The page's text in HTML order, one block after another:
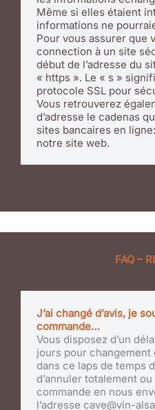
Même si elles étaient
informations ne
Pour vous assurer que
connection à un site
début de l’adresse du
« https ». Le « s »
protocole SSL pour
Vous retrouverez
d’adresse le cadenas
sites bancaires en
notre site web.
FAQ –
J’ai changé d’avis, je
commande…
Vous disposez d’un
jours pour changement
dans ce laps de temps
d’annuler totalement
commande en nous
l’adresse cave@vin-